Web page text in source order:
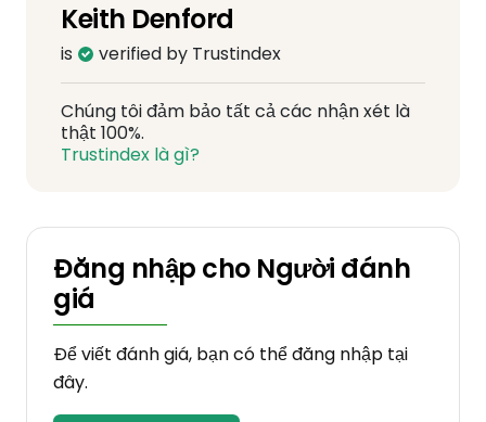
Keith Denford
is verified by Trustindex
Chúng tôi đảm bảo tất cả các nhận xét là
thật 100%.
Trustindex là gì?
Đăng nhập cho Người đánh
giá
Để viết đánh giá, bạn có thể đăng nhập tại
đây.